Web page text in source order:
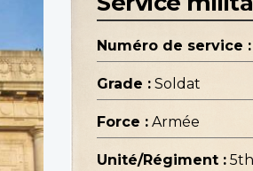
Numéro de service :
Grade : Soldat
Force : Armée
Unité/Régiment :